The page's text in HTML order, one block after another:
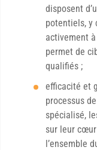
disposent
potentiels, y
activement
permet de
qualifiés ;
efficacité et
processus
spécialisé,
sur leur
l’ensemble